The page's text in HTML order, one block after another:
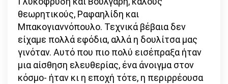
θεωρητικούς, Ραφαηλίδη και
Μπακογιαννόπουλο. Τεχνικά βέβαια δεν
είχαμε πολλά εφόδια, αλλά η δουλίτσα μας
γινόταν. Αυτό που πιο πολύ εισέπραξα ήταν
μια αίσθηση ελευθερίας, ένα άνοιγμα στον
κόσμο- ήταν κι η εποχή τότε, η περιρρέουσα